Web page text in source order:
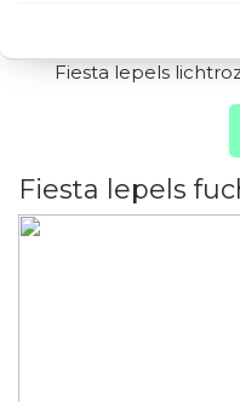
Fiesta lepels
Fiesta lepels